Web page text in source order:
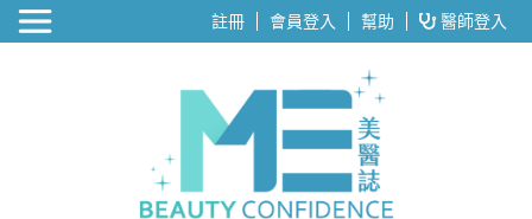
醫美整形 註冊 會員登入 幫助 醫師登入